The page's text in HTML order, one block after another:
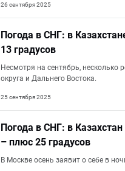
26 сентября 2025
Погода в СНГ: в
13 градусов
Несмотря на сентябрь, несколько
округа и Дальнего Востока.
25 сентября 2025
Погода в СНГ: в
– плюс 25 градусов
В Москве осень заявит о себе в